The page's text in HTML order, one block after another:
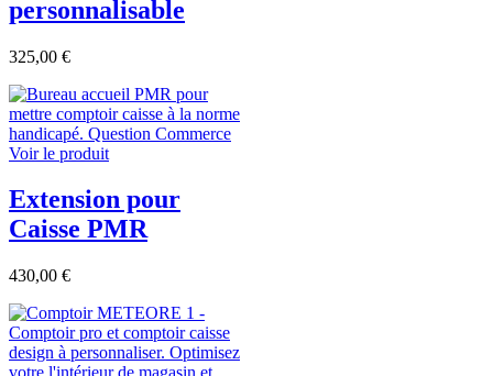
personnalisable
325,00 €
Voir le produit
Extension pour
Caisse PMR
430,00 €